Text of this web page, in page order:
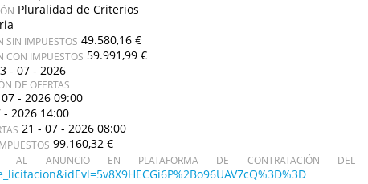
Pluralidad de Criterios
SIN IMPUESTOS 49.580,16 €
CON IMPUESTOS 59.991,99 €
- 07 - 2026
DE OFERTAS
- 2026 09:00
- 2026 14:00
21 - 07 - 2026 08:00
99.160,32 €
ANUNCIO EN PLATAFORMA DE CONTRATACIÓN DEL